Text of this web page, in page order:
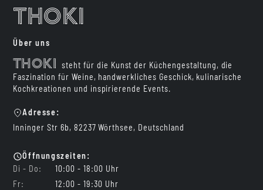
Thoki
Über uns
Thoki
steht für die Kunst der Küchengestaltung, die
Faszination für Weine, handwerkliches Geschick, kulinarische
Kochkreationen und inspirierende Events.
Adresse:
Inninger Str 6b, 82237 Wörthsee, Deutschland
Öffnungszeiten:
Di - Do:
10:00 - 18:00 Uhr
Fr:
12:00 - 19:30 Uhr